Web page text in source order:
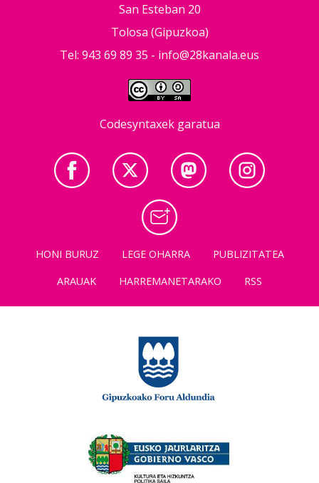
San Esteban 20
Tolosa (Gipuzkoa)
Tel: 943 69 89 35 - info@28kanala.eus
Codesyntaxek garatua
HONI BURUZ LEGE OHARRA
PUBLIZITATEA
ARAUAK
HARREMANETARAKO RSS